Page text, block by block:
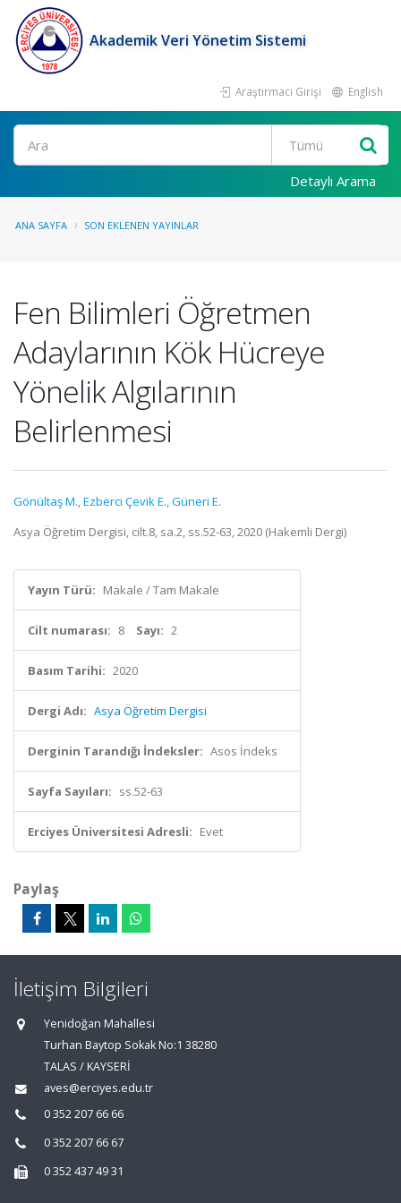
Akademik Veri Yönetim Sistemi
Araştırmacı Girişi English
Ara
Detaylı Arama
ANA SAYFA SON EKLENEN YAYINLAR
Fen Bilimleri Öğretmen
Adaylarının Kök Hücreye
Yönelik Algılarının
Belirlenmesi
Gönültaş M.,Ezberci Çevik E.,Güneri E.
Asya Öğretim Dergisi, cilt.8, sa.2, ss.52-63, 2020 (Hakemli Dergi)
Yayın Türü: Makale / Tam Makale
Cilt numarası: 8 Sayı: 2
Basım Tarihi: 2020
Dergi Adı: Asya Öğretim Dergisi
Derginin Tarandığı İndeksler: Asos İndeks
Sayfa Sayıları: ss.52-63
Erciyes Üniversitesi Adresli: Evet
Paylaş
İletişim Bilgileri
Yenidoğan Mahallesi
Turhan Baytop Sokak No:1 38280
TALAS / KAYSERİ
aves@erciyes.edu.tr
0 352 207 66 66
0 352 207 66 67
0 352 437 49 31